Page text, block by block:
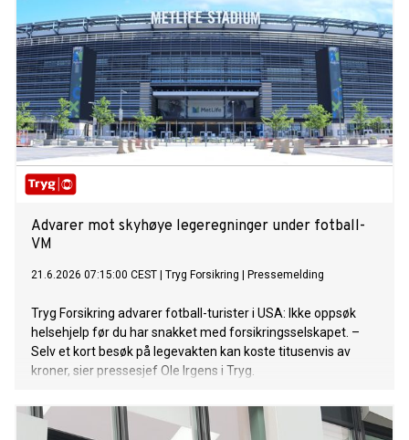
Advarer mot skyhøye legeregninger under fotball-
VM
21.6.2026 07:15:00 CEST Tryg Forsikring Pressemelding
Tryg Forsikring advarer fotball-turister i USA: Ikke oppsøk
helsehjelp før du har snakket med forsikringsselskapet. –
Selv et kort besøk på legevakten kan koste titusenvis av
kroner, sier pressesjef Ole Irgens i Tryg.